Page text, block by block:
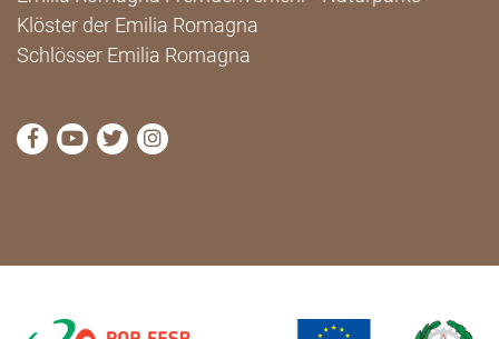
Klöster der Emilia Romagna
Schlösser Emilia Romagna
die Seite Facebook von Cammini Emilia-Romagna
die Seite YouTube von Cammini Emilia-
die Seite Twitter von Cammini Emilia-
die Seite Instagram von Cammini